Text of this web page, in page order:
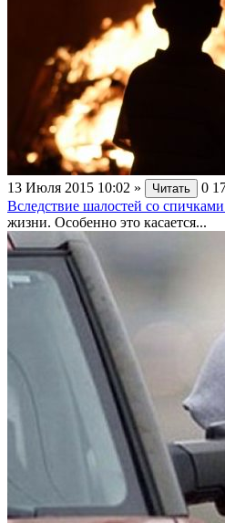
13 Июля 2015 10:02 » Читать 0
Вследствие шалостей со
жизни. Особенно это касается...